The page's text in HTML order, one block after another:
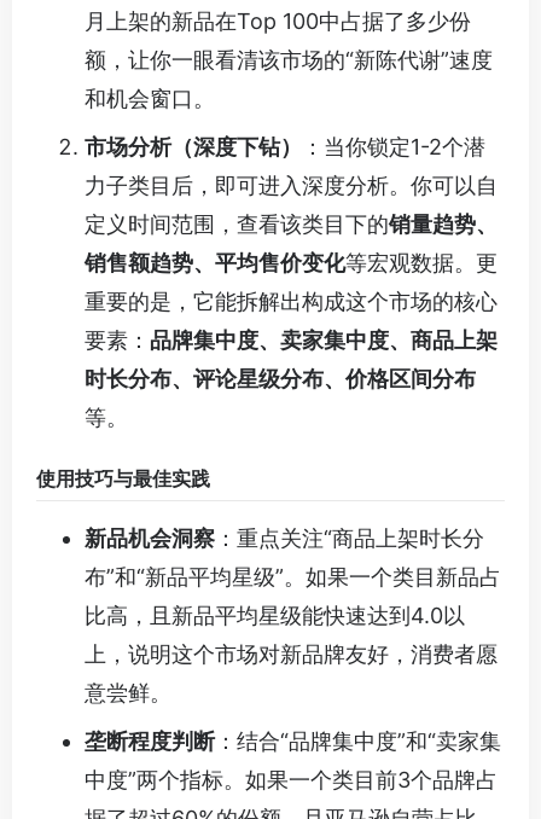
月上架的新品在Top 100中占据了多少份
额，让你一眼看清该市场的“新陈代谢”速度
和机会窗口。
市场分析（深度下钻）
：当你锁定1-2个潜
力子类目后，即可进入深度分析。你可以自
定义时间范围，查看该类目下的销量趋势、
销售额趋势、平均售价变化等宏观数据。更
重要的是，它能拆解出构成这个市场的核心
要素： 品牌集中度、卖家集中度、商品上架
时长分布、评论星级分布、价格区间分布
等。
使用技巧与最佳实践
新品机会洞察 ：重点关注“商品上架时长分
布”和“新品平均星级”。如果一个类目新品占
比高，且新品平均星级能快速达到4.0以
上，说明这个市场对新品牌友好，消费者愿
意尝鲜。
垄断程度判断：结合“品牌集中度”和“卖家集
中度”两个指标。如果一个类目前3个品牌占